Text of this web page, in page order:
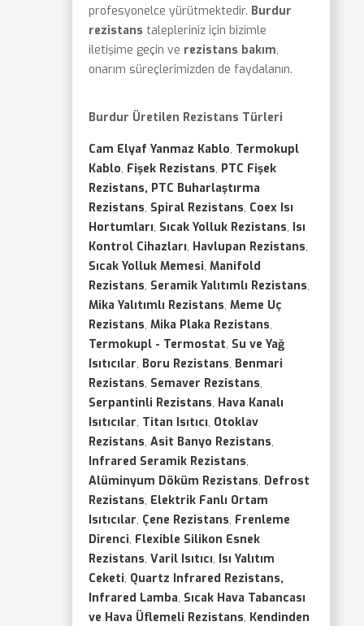
profesyonelce yürütmektedir. Burdur
rezistans talepleriniz için bizimle
iletişime geçin ve rezistans bakım,
onarım süreçlerimizden de faydalanın.
Burdur Üretilen Rezistans Türleri
Cam Elyaf Yanmaz Kablo, Termokupl
Kablo, Fişek Rezistans, PTC Fişek
Rezistans, PTC Buharlaştırma
Rezistans, Spiral Rezistans, Coex Isı
Hortumları, Sıcak Yolluk Rezistans, Isı
Kontrol Cihazları, Havlupan Rezistans,
Sıcak Yolluk Memesi, Manifold
Rezistans, Seramik Yalıtımlı Rezistans,
Mika Yalıtımlı Rezistans, Meme Uç
Rezistans, Mika Plaka Rezistans,
Termokupl - Termostat, Su ve Yağ
Isıtıcılar, Boru Rezistans, Benmari
Rezistans, Semaver Rezistans,
Serpantinli Rezistans, Hava Kanalı
Isıtıcılar, Titan Isıtıcı, Otoklav
Rezistans, Asit Banyo Rezistans,
Infrared Seramik Rezistans,
Alüminyum Döküm Rezistans, Defrost
Rezistans, Elektrik Fanlı Ortam
Isıtıcılar, Çene Rezistans, Frenleme
Direnci, Flexible Silikon Esnek
Rezistans, Varil Isıtıcı, Isı Yalıtım
Ceketi, Quartz Infrared Rezistans,
Infrared Lamba, Sıcak Hava Tabancası
ve Hava Üflemeli Rezistans, Kendinden